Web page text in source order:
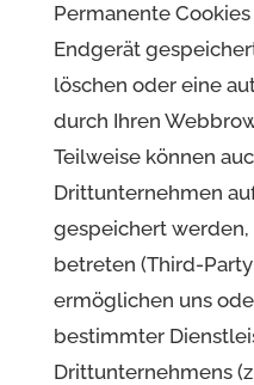
Permanente
Endgerät
löschen oder eine
durch Ihren
Teilweise können
Drittunternehmen
gespeichert werden,
betreten (Third-
ermöglichen uns
bestimmter
Drittunternehmens